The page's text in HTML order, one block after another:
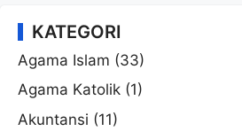
KATEGORI
Agama Islam (33)
Agama Katolik (1)
Akuntansi (11)